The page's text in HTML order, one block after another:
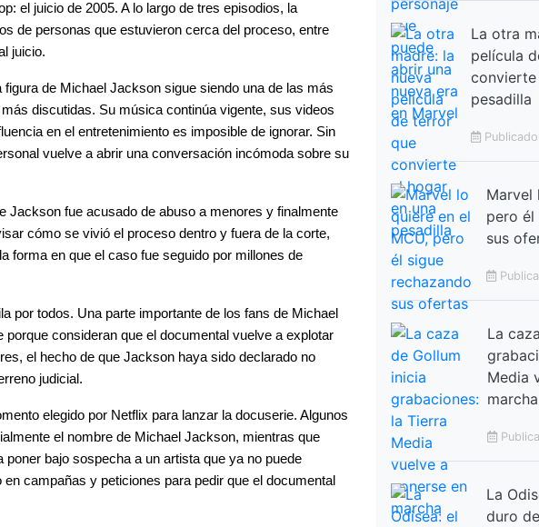
el juicio de 2005. A lo largo de tres episodios, la
de personas que estuvieron cerca del proceso, entre
juicio.
de Michael Jackson sigue siendo una de las más
discutidas. Su música continúa vigente, sus videos
en el entretenimiento es imposible de ignorar. Sin
vuelve a abrir una conversación incómoda sobre su
Jackson fue acusado de abuso a menores y finalmente
cómo se vivió el proceso dentro y fuera de la corte,
forma en que el caso fue seguido por millones de
por todos. Una parte importante de los fans de Michael
consideran que el documental vuelve a explotar
el hecho de que Jackson haya sido declarado no
judicial.
elegido por Netflix para lanzar la docuserie. Algunos
el nombre de Michael Jackson, mientras que
bajo sospecha a un artista que ya no puede
campañas y peticiones para pedir que el documental
La otra
película
convierte
pesadilla
Marvel
pero él
sus
La
Media
marcha
La
duro